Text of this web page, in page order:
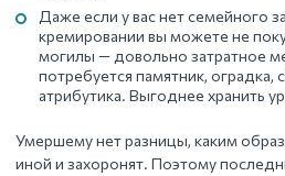
Даже если у вас нет семейного
кремировании вы можете не
могилы — довольно затратное
потребуется памятник, оградка,
атрибутика. Выгоднее хранить
Умершему нет разницы, каким
иной и захоронят. Поэтому